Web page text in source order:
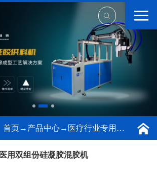
首页→ 产品中心→ 医疗行业专用设备
医用双组份硅凝胶混胶机